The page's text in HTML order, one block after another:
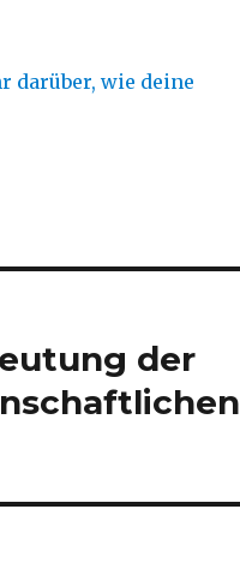
darüber, wie deine
der